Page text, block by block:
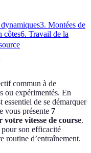
3. Montées de
côtes6. Travail de la
commun à de
ou expérimentés. En
de se démarquer
vous présente 7
votre vitesse de course.
pour son efficacité
routine d’entraînement.